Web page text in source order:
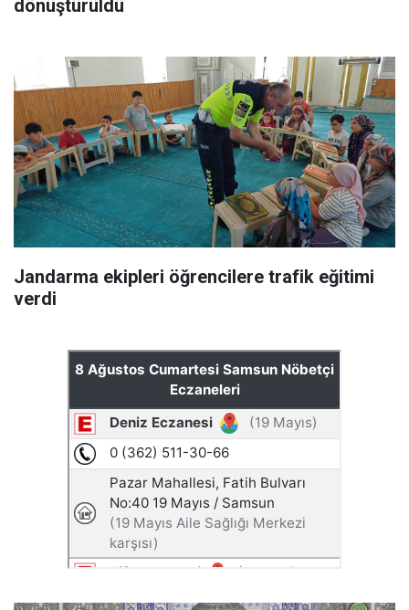
dönüştürüldü
Jandarma ekipleri öğrencilere trafik eğitimi
verdi